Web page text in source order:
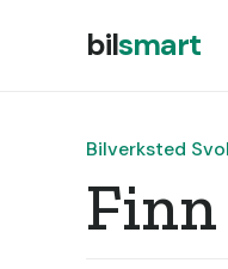
bilsmart
Bilverksted